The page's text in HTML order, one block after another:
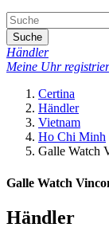
Suche
Händler
Meine Uhr
Certina
Händler
Vietnam
Ho Chi Minh
Galle Watch
Galle Watch
Händler